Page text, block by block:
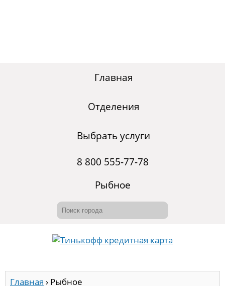
Главная
Отделения
Выбрать услуги
8 800 555-77-78
Рыбное
Главная › Рыбное